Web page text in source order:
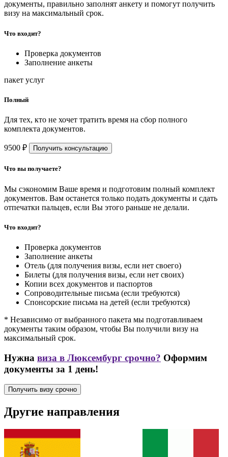
документы, правильно заполнят анкету и помогут получить
визу на максимальный срок.
Что входит?
Проверка документов
Заполнение анкеты
пакет услуг
Полный
Для тех, кто не хочет тратить время на сбор полного
комплекта документов.
9500 ₽ Получить консультацию
Что вы получаете?
Мы сэкономим Ваше время и подготовим полный комплект
документов. Вам останется только подать документы и сдать
отпечатки пальцев, если Вы этого раньше не делали.
Что входит?
Проверка документов
Заполнение анкеты
Отель (для получения визы, если нет своего)
Билеты (для получения визы, если нет своих)
Копии всех документов и паспортов
Сопроводительные письма (если требуются)
Спонсорские письма на детей (если требуются)
* Независимо от выбранного пакета мы подготавливаем
документы таким образом, чтобы Вы получили визу на
максимальный срок.
Нужна виза в Люксембург срочно? Оформим
документы за 1 день!
Получить визу срочно
Другие направления